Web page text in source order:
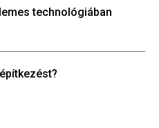
technológiában